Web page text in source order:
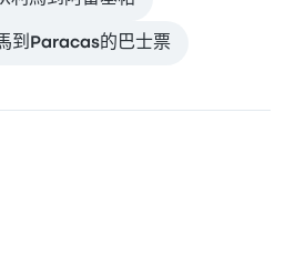
到Paracas的巴士票